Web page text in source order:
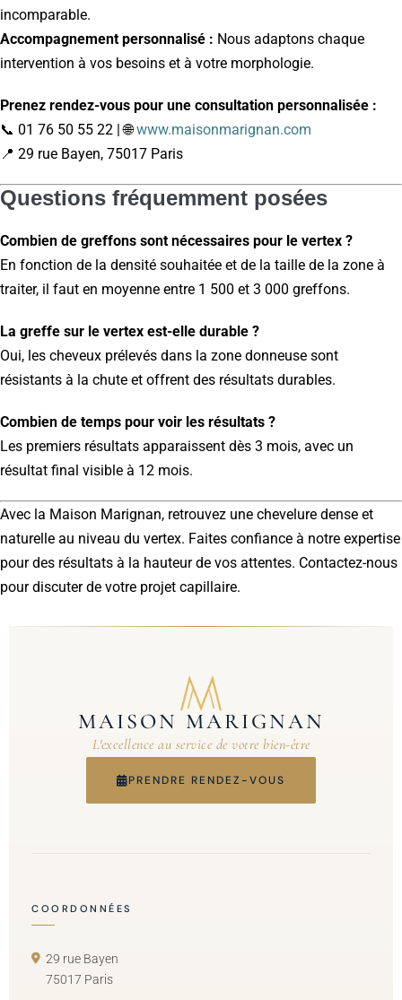
incomparable.
Accompagnement personnalisé : Nous adaptons chaque
intervention à vos besoins et à votre morphologie.
Prenez rendez-vous pour une consultation personnalisée :
📞 01 76 50 55 22 | 🌐www.maisonmarignan.com
📍 29 rue Bayen, 75017 Paris
Questions fréquemment posées
Combien de greffons sont nécessaires pour le vertex ?
En fonction de la densité souhaitée et de la taille de la zone à
traiter, il faut en moyenne entre 1 500 et 3 000 greffons.
La greffe sur le vertex est-elle durable ?
Oui, les cheveux prélevés dans la zone donneuse sont
résistants à la chute et offrent des résultats durables.
Combien de temps pour voir les résultats ?
Les premiers résultats apparaissent dès 3 mois, avec un
résultat final visible à 12 mois.
Avec la Maison Marignan, retrouvez une chevelure dense et
naturelle au niveau du vertex. Faites confiance à notre expertise
pour des résultats à la hauteur de vos attentes. Contactez-nous
pour discuter de votre projet capillaire.
MAISON MARIGNAN
L'excellence au service de votre bien-être
PRENDRE RENDEZ-VOUS
COORDONNÉES
29 rue Bayen
75017 Paris